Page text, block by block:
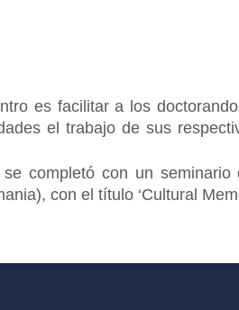
es facilitar a los
el trabajo de sus
completó con un
con el título ‘Cultural